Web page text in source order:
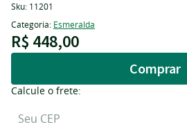
Sku: 11201
Categoria: Esmeralda
R$ 448,00
Comprar
Calcule o frete: